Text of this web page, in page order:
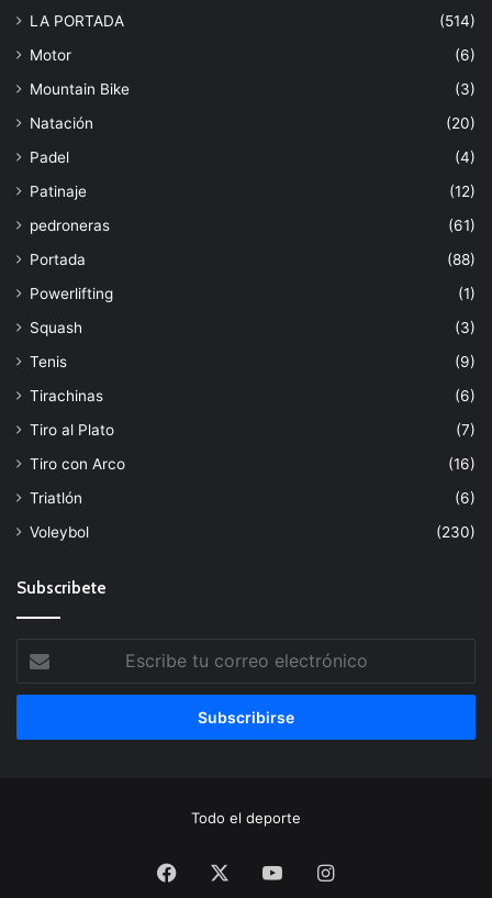
LA PORTADA
(514)
Motor
(6)
Mountain Bike
(3)
Natación
(20)
Padel
(4)
Patinaje
(12)
pedroneras
(61)
Portada
(88)
Powerlifting
(1)
Squash
(3)
Tenis
(9)
Tirachinas
(6)
Tiro al Plato
(7)
Tiro con Arco
(16)
Triatlón
(6)
Voleybol
(230)
Subscribete
tu
correo
Todo el deporte
Facebook YouTubeInstagram